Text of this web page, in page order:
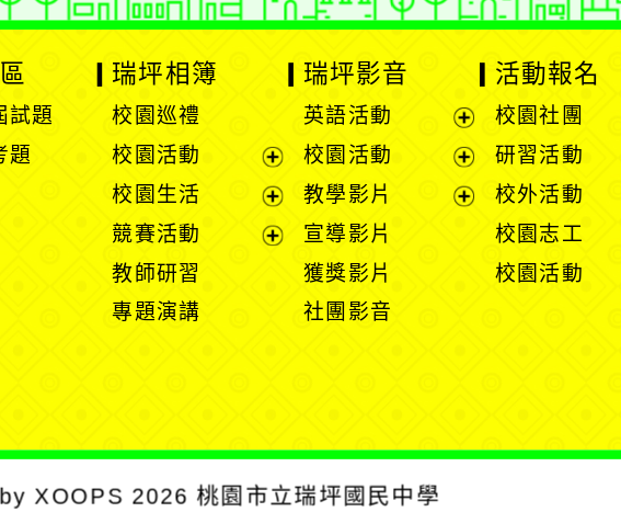
試題
題
瑞坪相簿
校園巡禮
校園活動
展
開
選
校園生活
展
競賽活動
教師研習
專題演講
瑞坪影音
英語活動
展
開
選
校園活動
展
開
教學影片
宣導影片
獲獎影片
社團影音
活動報名
校園社團
研習活動
校外活動
校園志工
校園活動
XOOPS 2026桃園市立瑞坪國民中學